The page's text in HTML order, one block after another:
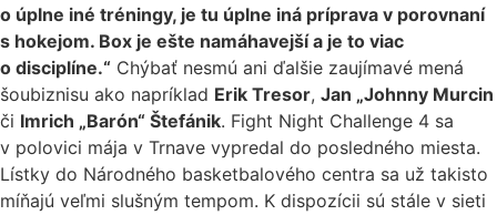
o úplne iné tréningy, je tu úplne iná príprava v porovnaní
s hokejom. Box je ešte namáhavejší a je to viac
o disciplíne.“ Chýbať nesmú ani ďalšie zaujímavé mená
šoubiznisu ako napríklad Erik Tresor, Jan „Johnny Murcin
či Imrich „Barón“ Štefánik. Fight Night Challenge 4 sa
v polovici mája v Trnave vypredal do posledného miesta.
Lístky do Národného basketbalového centra sa už takisto
míňajú veľmi slušným tempom. K dispozícii sú stále v sieti